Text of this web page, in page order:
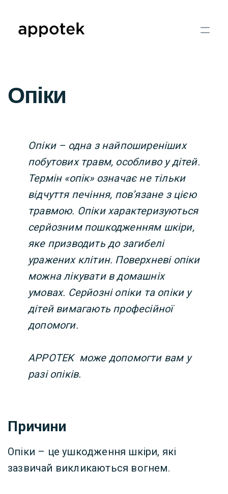
Опіки
Опіки – одна з найпоширеніших
побутових травм, особливо у дітей.
Термін «опік» означає не тільки
відчуття печіння, пов’язане з цією
травмою. Опіки характеризуються
серйозним пошкодженням шкіри,
яке призводить до загибелі
уражених клітин. Поверхневі опіки
можна лікувати в домашніх
умовах. Серйозні опіки та опіки у
дітей вимагають професійної
допомоги.
APPOTEK може допомогти вам у
разі опіків.
Причини
Опіки – це ушкодження шкіри, які
зазвичай викликаються вогнем.